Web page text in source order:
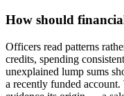
How should
Officers read patterns
credits, spending
unexplained lump sums
a recently funded